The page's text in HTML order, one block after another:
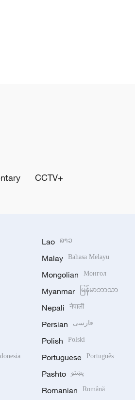
CCTV+
Lao ລາວ
Malay Bahasa Melayu
Mongolian Монгол
Myanmar မြန်မာဘာသာ
Nepali नेपाली
Persian فارسی
Polish Polski
Portuguese Português
Pashto پښتو
Romanian Română